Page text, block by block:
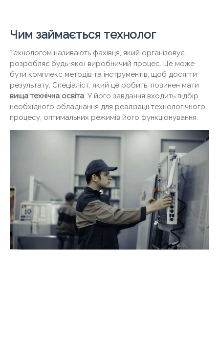
Чим займається технолог
Технологом називають фахівця, який організовує,
розробляє будь-якої виробничий процес. Це може
бути комплекс методів та інструментів, щоб досягти
результату. Спеціаліст, який це робить, повинен мати
вища технічна освіта . У його завдання входить підбір
необхідного обладнання для реалізації технологічного
процесу, оптимальних режимів його функціонування.